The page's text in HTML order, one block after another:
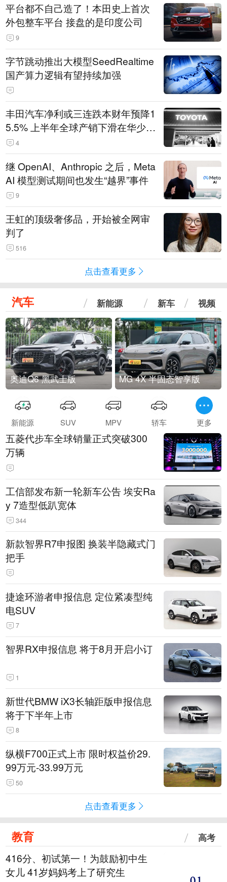
平台都不自己造了！本田史上首次
外包整车平台 接盘的是印度公司
9
字节跳动推出大模型SeedRealtime
国产算力逻辑有望持续加强
丰田汽车净利或三连跌本财年预降1
5.5% 上半年全球产销下滑在华少卖
14.3万辆
4
继 OpenAI、Anthropic 之后，Meta
AI 模型测试期间也发生“越界”事件
9
王虹的顶级奢侈品，开始被全网审
判了
516
点击查看更多
汽车 新能源 新车 视频
奥迪Q6 黑武士版 MG 4X 半固态智享版
新能源 SUV MPV 轿车 更多
五菱代步车全球销量正式突破300
万辆
工信部发布新一轮新车公告 埃安Ra
y 7造型低趴宽体
344
新款智界R7申报图 换装半隐藏式门
把手
捷途环游者申报信息 定位紧凑型纯
电SUV
7
智界RX申报信息 将于8月开启小订
1
新世代BMW iX3长轴距版申报信息
将于下半年上市
8
纵横F700正式上市 限时权益价29.
99万元-33.99万元
50
点击查看更多
教育 高考
416分、初试第一！为鼓励初中生
女儿 41岁妈妈考上了研究生